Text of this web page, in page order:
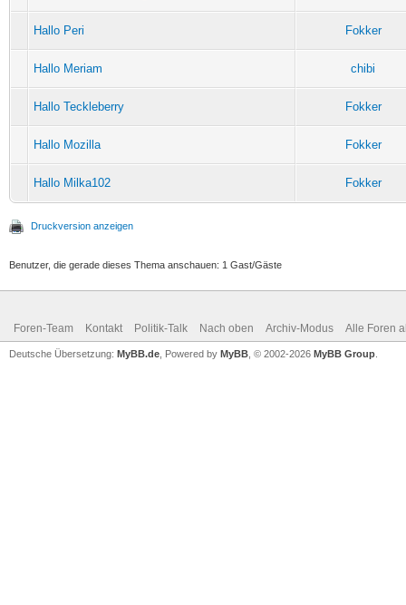
Hallo Peri Fokker
Hallo Meriam chibi
Hallo Teckleberry Fokker
Hallo Mozilla Fokker
Hallo Milka102 Fokker
Druckversion anzeigen
Benutzer, die gerade dieses Thema anschauen: 1 Gast/Gäste
Foren-Team Kontakt Politik-Talk Nach oben Archiv-Modus Alle Foren
Deutsche Übersetzung: MyBB.de , Powered by MyBB , © 2002-2026 MyBB Group